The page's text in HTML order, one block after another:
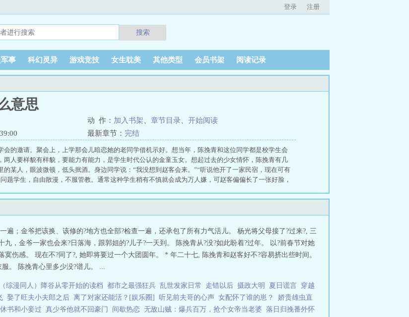
登录 注册
搜索
军事 科幻灵异 游戏竞技 女生耽美 其他类型 会员书架 阅读记录
意思
动 作： 加入书架 章节目录
开始阅读
最新章节： 完结
会的邀请。聚会上，上学那会儿暗恋她的老同学借机示好。想当年，陈挽青和这位同学都是校学生会
两人要样貌有样貌，要能力有能力，是学生时代公认的金童玉女。想起过去的少女情怀，陈挽青有几
的某人，眼波微顿，低头抿酒。身边同学说：“我没想到赵客会来。”“听说他开了一家民宿，现在可有
题学生，自由散漫，不服管教。通常这种学生稍有不慎就会成为万人嫌，可赵客偏偏长了一张好脸，
挽青回答，就有同学说她怎么会知道？赵客从来都是边缘人物，和陈挽青这样优秀安静的女神八竿子
？见着人，后悔了？”陈挽青不动声色，指尖戳了戳男人后腰新添的抓痕。赵客嘶了声，没松手，漆
了件高领衫，但只要稍拉下去一点，就会露出脖子上的吻痕。——他昨晚留下的。眉峰轻挑，赵客懒
遍；金爷把该换、该修的?地方也全部?检查一遍，还承包了所有力气活儿。 杨光将父母接了?过来?, 三
，金爷一家也会来?日落海，跟郭姐的?儿子?一天到。 陈挽青从?没?如此盼着?过年。 以?前春节对她
伤感。 现在不?同了?, 她即将要过一个大团圆年。 * 年二十七, 陈挽青和赵客好不?容易挤出些时间。
。 陈挽青心里多少没?谱儿。 ...
（综漫同人）降谷从零开始的读档 都市之最强狂兵 乱世发家日常 走错以后 摄政大明 夏日谎言 穿越
娶了旺夫小夫郎之后 离了对家还能活？[娱乐圈] 听见前夫哥的心声 女配怀了谁的崽？
娇贵雄虫直
书和小妾过 真少爷他就不回豪门 间歇热恋 无敌山贼：爆兵百万，抢个女帝当老婆 落日归挽番外怀